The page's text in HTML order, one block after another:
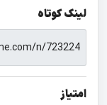
لینک کوتاه
امتیاز